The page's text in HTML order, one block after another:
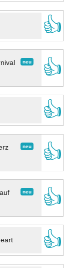
👍
neu
👍
👍
neu 👍
neu
👍
👍